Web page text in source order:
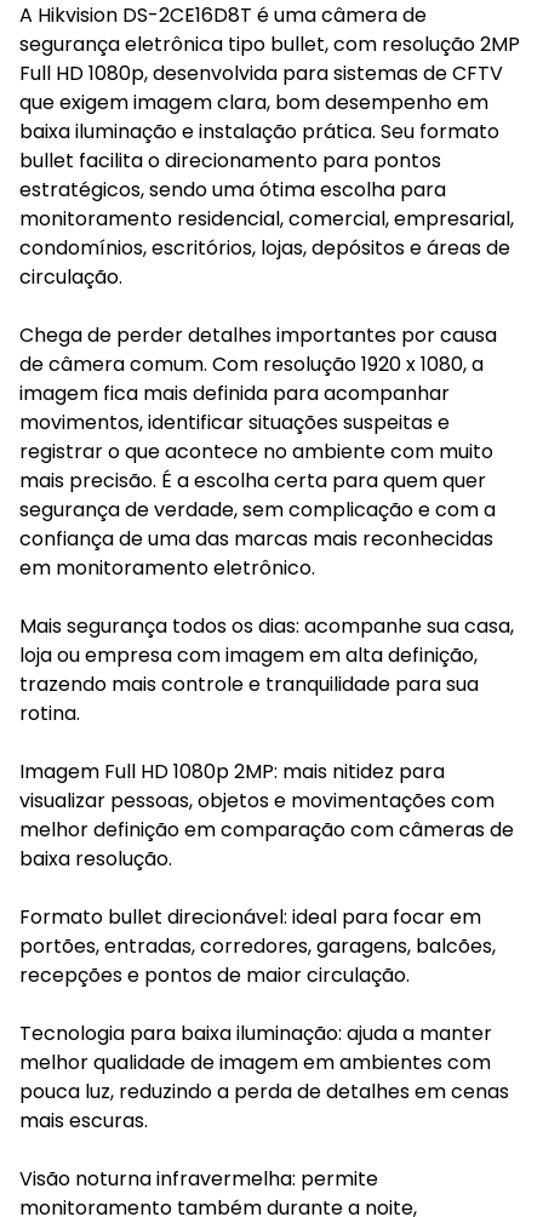
A Hikvision DS-2CE16D8T é uma câmera de
segurança eletrônica tipo bullet, com resolução 2MP
Full HD 1080p, desenvolvida para sistemas de CFTV
que exigem imagem clara, bom desempenho em
baixa iluminação e instalação prática. Seu formato
bullet facilita o direcionamento para pontos
estratégicos, sendo uma ótima escolha para
monitoramento residencial, comercial, empresarial,
condomínios, escritórios, lojas, depósitos e áreas de
circulação.
Chega de perder detalhes importantes por causa
de câmera comum. Com resolução 1920 x 1080, a
imagem fica mais definida para acompanhar
movimentos, identificar situações suspeitas e
registrar o que acontece no ambiente com muito
mais precisão. É a escolha certa para quem quer
segurança de verdade, sem complicação e com a
confiança de uma das marcas mais reconhecidas
em monitoramento eletrônico.
Mais segurança todos os dias: acompanhe sua casa,
loja ou empresa com imagem em alta definição,
trazendo mais controle e tranquilidade para sua
rotina.
Imagem Full HD 1080p 2MP: mais nitidez para
visualizar pessoas, objetos e movimentações com
melhor definição em comparação com câmeras de
baixa resolução.
Formato bullet direcionável: ideal para focar em
portões, entradas, corredores, garagens, balcões,
recepções e pontos de maior circulação.
Tecnologia para baixa iluminação: ajuda a manter
melhor qualidade de imagem em ambientes com
pouca luz, reduzindo a perda de detalhes em cenas
mais escuras.
Visão noturna infravermelha: permite
monitoramento também durante a noite,